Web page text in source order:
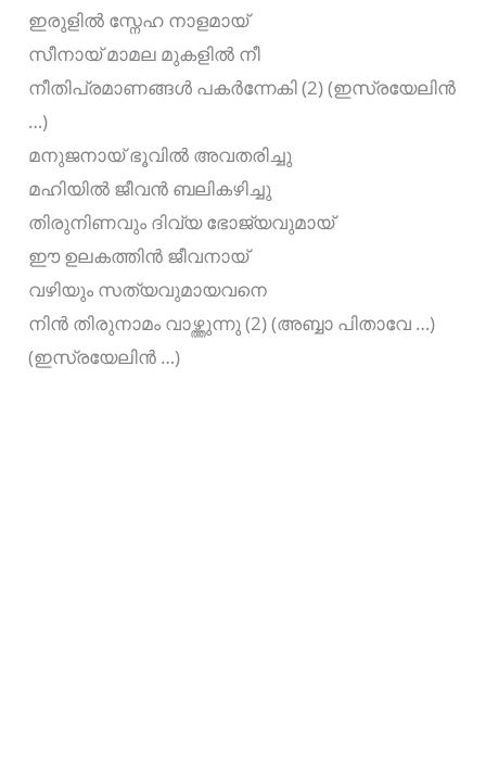
ഇരുളില്‍ സ്നേഹ നാളമായ്
സീനായ് മാമല മുകളില്‍ നീ
നീതിപ്രമാണങ്ങള്‍ പകര്‍ന്നേകി (2) (ഇസ്രയേലിന്‍
…)
മനുജനായ് ഭൂവില്‍ അവതരിച്ചു
മഹിയില്‍ ജീവന്‍ ബലികഴിച്ചു
തിരുനിണവും ദിവ്യ ഭോജ്യവുമായ്
ഈ ഉലകത്തിന്‍ ജീവനായ്
വഴിയും സത്യവുമായവനെ
നിന്‍ തിരുനാമം വാഴ്ത്തുന്നു (2) (അബ്ബാ പിതാവേ …)
(ഇസ്രയേലിന്‍ …)